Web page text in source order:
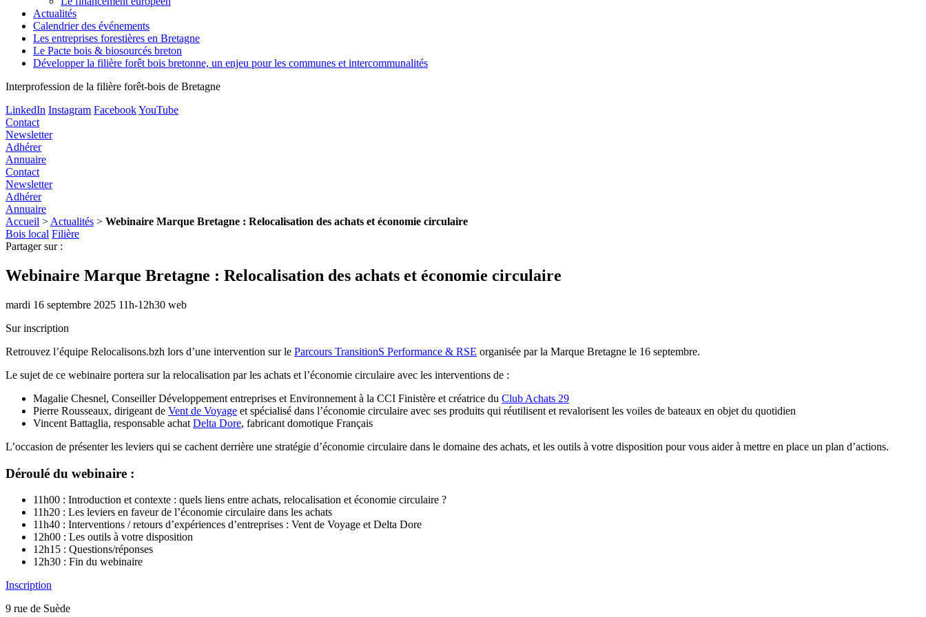
Actualités
Calendrier des événements
Les entreprises forestières en Bretagne
Le Pacte bois & biosourcés breton
Développer la filière forêt bois bretonne, un enjeu pour les communes et intercommunalités
Interprofession de la filière forêt-bois de Bretagne
LinkedIn Instagram FacebookYouTube
Contact
Newsletter
Adhérer
Annuaire
Contact
Newsletter
Adhérer
Annuaire
Accueil > Actualités > Webinaire Marque Bretagne : Relocalisation des achats et économie circulaire
Bois local Filière
Partager sur :
Webinaire Marque Bretagne : Relocalisation des achats et économie circulaire
mardi 16 septembre 2025 11h-12h30 web
Sur inscription
Retrouvez l’équipe Relocalisons.bzh lors d’une intervention sur le Parcours TransitionS Performance & RSE organisée par la Marque Bretagne le 16 septembre.
Le sujet de ce webinaire portera sur la relocalisation par les achats et l’économie circulaire avec les interventions de :
Magalie Chesnel, Conseiller Développement entreprises et Environnement à la CCI Finistère et créatrice du Club Achats 29
Pierre Rousseaux, dirigeant de Vent de Voyage et spécialisé dans l’économie circulaire avec ses produits qui réutilisent et revalorisent les voiles de bateaux en objet du quotidien
Vincent Battaglia, responsable achat Delta Dore, fabricant domotique Français
L’occasion de présenter les leviers qui se cachent derrière une stratégie d’économie circulaire dans le domaine des achats, et les outils à votre disposition pour vous aider à mettre en place un plan d’actions.
Déroulé du webinaire :
11h00 : Introduction et contexte : quels liens entre achats, relocalisation et économie circulaire ?
11h20 : Les leviers en faveur de l’économie circulaire dans les achats
11h40 : Interventions / retours d’expériences d’entreprises : Vent de Voyage et Delta Dore
12h00 : Les outils à votre disposition
12h15 : Questions/réponses
12h30 : Fin du webinaire
Inscription
9 rue de Suède